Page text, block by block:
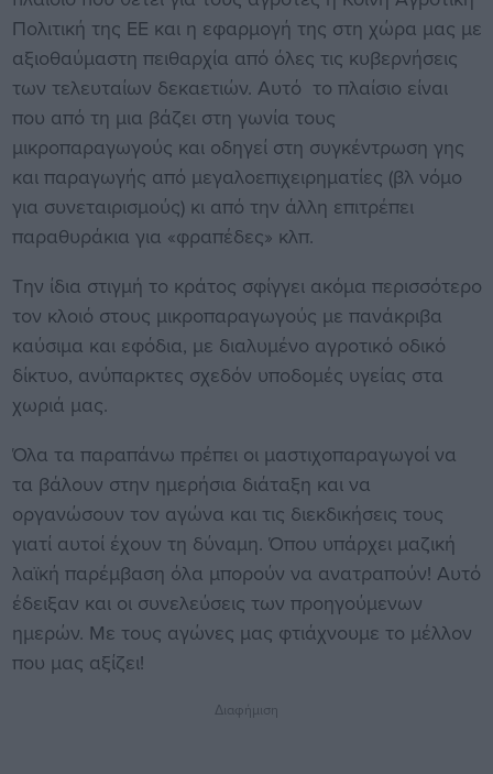
Πολιτική της ΕΕ και η εφαρμογή της στη χώρα μας με
αξιοθαύμαστη πειθαρχία από όλες τις κυβερνήσεις
των τελευταίων δεκαετιών. Αυτό το πλαίσιο είναι
που από τη μια βάζει στη γωνία τους
μικροπαραγωγούς και οδηγεί στη συγκέντρωση γης
και παραγωγής από μεγαλοεπιχειρηματίες (βλ νόμο
για συνεταιρισμούς) κι από την άλλη επιτρέπει
παραθυράκια για «φραπέδες» κλπ.
Την ίδια στιγμή το κράτος σφίγγει ακόμα περισσότερο
τον κλοιό στους μικροπαραγωγούς με πανάκριβα
καύσιμα και εφόδια, με διαλυμένο αγροτικό οδικό
δίκτυο, ανύπαρκτες σχεδόν υποδομές υγείας στα
χωριά μας.
Όλα τα παραπάνω πρέπει οι μαστιχοπαραγωγοί να
τα βάλουν στην ημερήσια διάταξη και να
οργανώσουν τον αγώνα και τις διεκδικήσεις τους
γιατί αυτοί έχουν τη δύναμη. Όπου υπάρχει μαζική
λαϊκή παρέμβαση όλα μπορούν να ανατραπούν! Αυτό
έδειξαν και οι συνελεύσεις των προηγούμενων
ημερών. Με τους αγώνες μας φτιάχνουμε το μέλλον
που μας αξίζει!
Διαφήμιση